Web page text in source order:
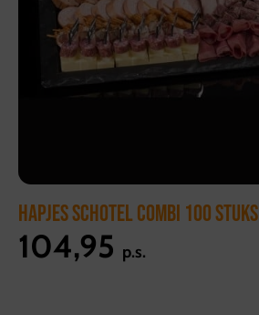
HAPJES SCHOTEL COMBI 100 STUKS
104,95 p.s.